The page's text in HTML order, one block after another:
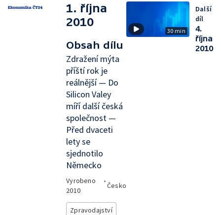
1. října
2010
Obsah dílu
Zdražení mýta
příští rok je
reálnější — Do
Silicon Valey
míří další česká
společnost —
Před dvaceti
lety se
sjednotilo
Německo
Vyrobeno
2010
•
Česko
Zpravodajství
30 min
Další
díl
4.
října
2010